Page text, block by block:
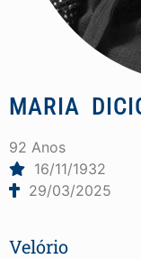
MARIA
92 Anos
16/11/1932
29/03/2025
Velório